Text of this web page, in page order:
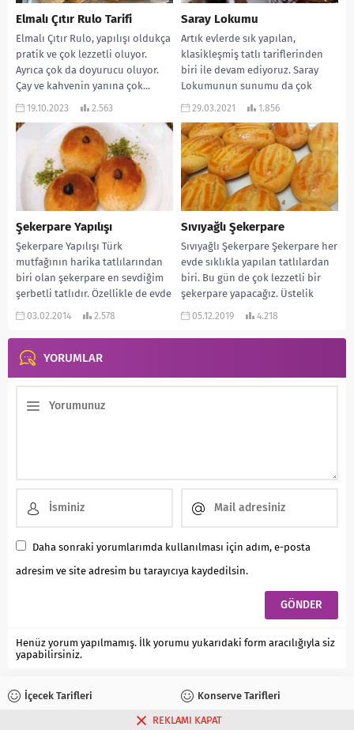
Elmalı Çıtır Rulo Tarifi
Elmalı Çıtır Rulo, yapılışı oldukça
pratik ve çok lezzetli oluyor.
Ayrıca çok da doyurucu oluyor.
Çay ve kahvenin yanına çok...
19.10.2023 2.563
Saray Lokumu
Artık evlerde sık yapılan,
klasikleşmiş tatlı tariflerinden
biri ile devam ediyoruz. Saray
Lokumunun sunumu da çok
güzel oluyor. Çay saatlerine...
29.03.2021 1.856
Şekerpare Yapılışı
Şekerpare Yapılışı Türk
mutfağının harika tatlılarından
biri olan şekerpare en sevdiğim
şerbetli tatlıdır. Özellikle de evde
yapılmışı. Vereceğim tarif benim...
03.02.2014 2.578
Sıvıyağlı Şekerpare
Sıvıyağlı Şekerpare Şekerpare her
evde sıklıkla yapılan tatlılardan
biri. Bu gün de çok lezzetli bir
şekerpare yapacağız. Üstelik
margarinsiz ve...
05.12.2019 4.218
YORUMLAR
Daha sonraki yorumlarımda kullanılması için adım, e-posta
adresim ve site adresim bu tarayıcıya kaydedilsin.
Henüz yorum yapılmamış. İlk yorumu yukarıdaki form aracılığıyla siz
yapabilirsiniz.
İçecek Tarifleri Konserve Tarifleri
Turşu Tarifleri
REKLAMI KAPAT